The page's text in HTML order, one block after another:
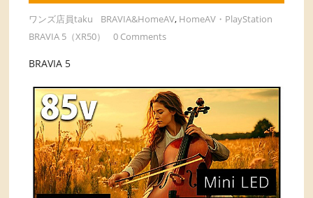
ワンズ店員taku BRAVIA&HomeAV, HomeAV・PlayStation
BRAVIA 5（XR50）
0 Comments
BRAVIA 5